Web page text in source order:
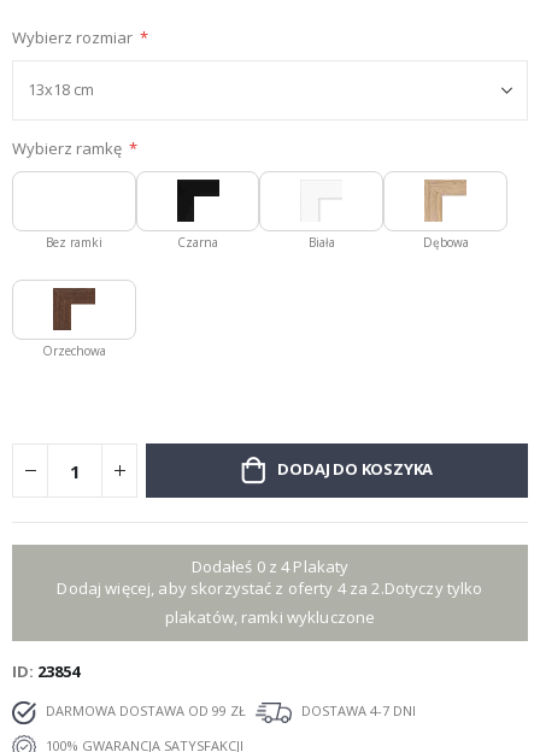
Wybierz rozmiar
Wybierz ramkę
Bez ramki Czarna Biała Dębowa
Orzechowa
DODAJ DO KOSZYKA
Dodałeś 0 z 4 Plakaty
Dodaj więcej, aby skorzystać z oferty 4 za 2.Dotyczy tylko
plakatów, ramki wykluczone
ID 23854
DARMOWA DOSTAWA OD 99 ZŁ
DOSTAWA 4-7 DNI
100% GWARANCJA SATYSFAKCJI